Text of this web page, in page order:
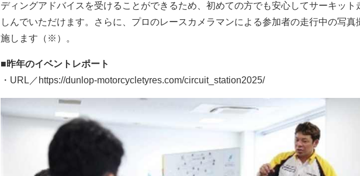
ディングアドバイスを受けることができるため、初めての方でも安心してサーキット
しんでいただけます。さらに、プロのレースカメラマンによる参加者の走行中の写真
施します（※）。
■昨年のイベントレポート
・URL／https://dunlop-motorcycletyres.com/circuit_station2025/